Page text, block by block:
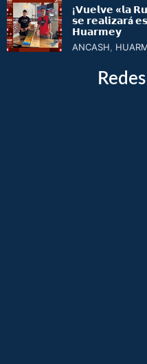
¡𝗩𝘂𝗲𝗹𝘃𝗲 «𝗹𝗮
𝘀𝗲 𝗿𝗲𝗮𝗹𝗶𝘇𝗮𝗿á
𝗛𝘂𝗮𝗿𝗺𝗲𝘆
ANCASH,